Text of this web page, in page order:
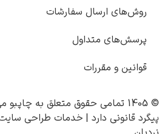
روش‌های ارسال سفارشات
پرسش‌های متداول
قوانین و مقررات
© 1405 تمامی حقوق متعلق به چاپبو
پیگرد قانونی دارد | خدمات طراحی